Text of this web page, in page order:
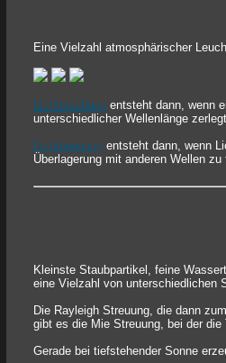
Eine Vielzahl atmosphärischer
Lichtbrechung entsteht dann, wenn
unterschiedlicher Wellenlänge
Lichtbeugung entsteht dann, wenn
Überlagerung mit anderen Wellen
Kleinste Staubpartikel, feine
eine Vielzahl von unterschiedlichen
Die Rayleigh Streuung, die dann
gibt es die Mie Streuung, bei der
Gerade bei tiefstehender Sonne